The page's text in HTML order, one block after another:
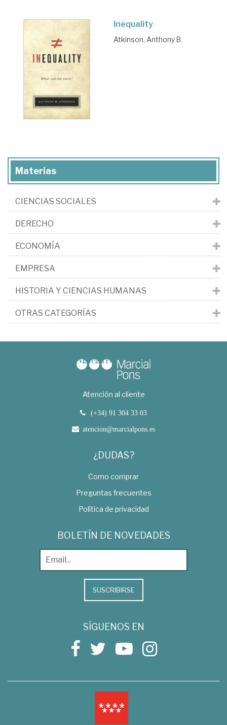
Inequality
Atkinson, Anthony B.
Materias
CIENCIAS SOCIALES
DERECHO
ECONOMÍA
EMPRESA
HISTORIA Y CIENCIAS HUMANAS
OTRAS CATEGORÍAS
Atención al cliente
(+34) 91 304 33 03
atencion@marcialpons.es
¿DUDAS?
Como comprar
Preguntas frecuentes
Política de privacidad
BOLETÍN DE NOVEDADES
SUSCRIBIRSE
SÍGUENOS EN